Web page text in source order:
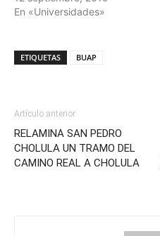
En «Universidades»
ETIQUETAS BUAP
Artículo anterior
RELAMINA SAN PEDRO
CHOLULA UN TRAMO DEL
CAMINO REAL A CHOLULA